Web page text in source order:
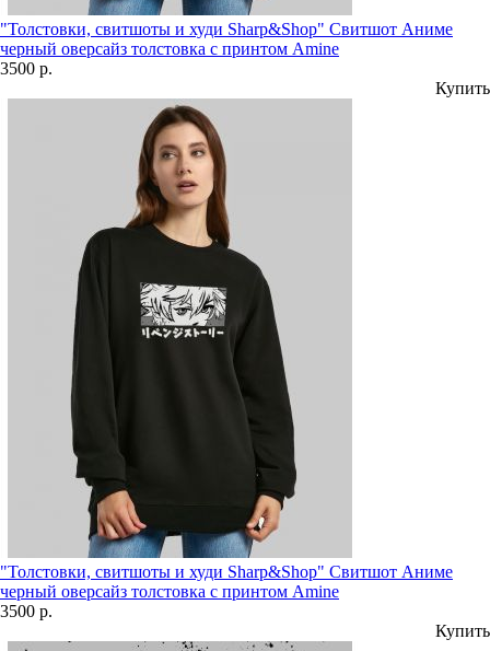
"Толстовки, свитшоты и худи Sharp&Shop" Свитшот Аниме
черный оверсайз толстовка с принтом Amine
3500 р.
Купить
"Толстовки, свитшоты и худи Sharp&Shop" Свитшот Аниме
черный оверсайз толстовка с принтом Amine
3500 р.
Купить